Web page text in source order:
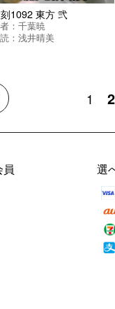
1092 東方 弐
：千葉暁
：浅井晴美
1 2
選